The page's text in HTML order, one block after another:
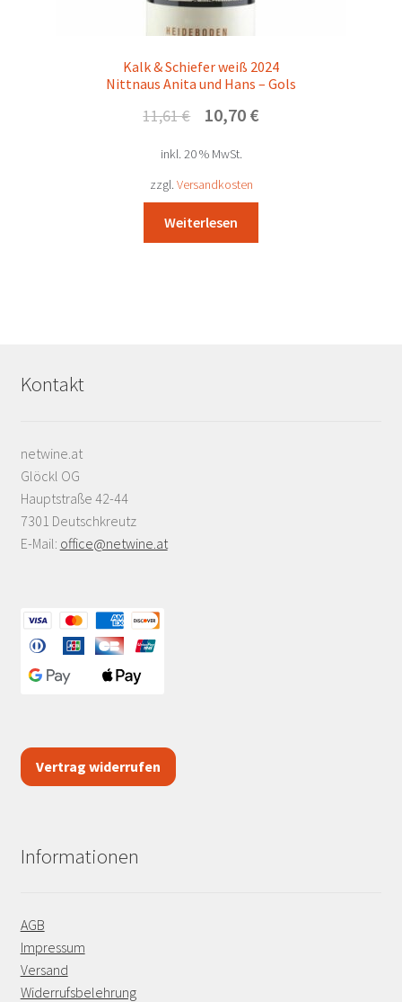
Kalk & Schiefer weiß 2024
Nittnaus Anita und Hans – Gols
11,61€
Ursprünglicher
war:
11,61 €
10,70 €Aktueller
inkl. 20 % MwSt.
zzgl. Versandkosten
Weiterlesen
Kontakt
netwine.at
Glöckl OG
Hauptstraße 42-44
7301 Deutschkreutz
E-Mail: office@netwine.at
Vertrag widerrufen
Informationen
AGB
Impressum
Versand
Widerrufsbelehrung